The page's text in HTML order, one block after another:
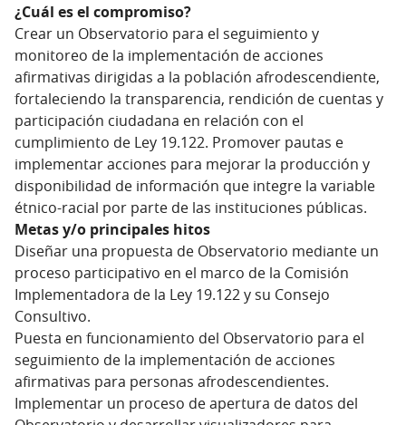
¿Cuál es el compromiso?
Crear un Observatorio para el seguimiento y
monitoreo de la implementación de acciones
afirmativas dirigidas a la población afrodescendiente,
fortaleciendo la transparencia, rendición de cuentas y
participación ciudadana en relación con el
cumplimiento de Ley 19.122. Promover pautas e
implementar acciones para mejorar la producción y
disponibilidad de información que integre la variable
étnico-racial por parte de las instituciones públicas.
Metas y/o principales hitos
Diseñar una propuesta de Observatorio mediante un
proceso participativo en el marco de la Comisión
Implementadora de la Ley 19.122 y su Consejo
Consultivo.
Puesta en funcionamiento del Observatorio para el
seguimiento de la implementación de acciones
afirmativas para personas afrodescendientes.
Implementar un proceso de apertura de datos del